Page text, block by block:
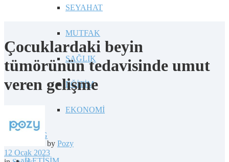
SEYAHAT
MUTFAK
SAĞLIK
EĞİTİM
EKONOMİ
BLOG
Çocuklardaki beyin
tümörünün tedavisinde umut
veren gelişme
by Pozy
12 Ocak 2023